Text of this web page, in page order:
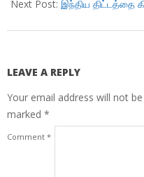
Next Post: இந்திய திட்டத்தை
LEAVE A REPLY
Your email address will not
marked *
Comment *